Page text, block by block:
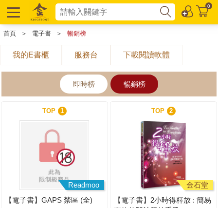
0
首頁 ＞ 電子書 ＞ 暢銷榜
我的E書櫃 服務台 下載閱讀軟體
即時榜 暢銷榜
TOP 1
Readmoo
【電子書】GAPS 禁區 (全)
TOP 2
金石堂
【電子書】2小時得釋放 : 簡易